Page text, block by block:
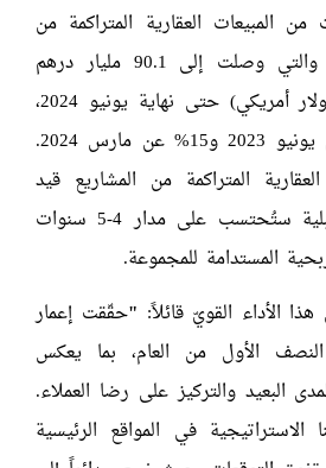
المبيعات العقارية المتراكمة من
المشاريع قيد الإنجاز، والتي وصلت إلى 90.1 مليار درهم
إماراتي (24.5 مليار دولار أمريكي) حتى نهاية يونيو 2024،
بزيادة قدرها 43% عن يونيو 2023 و15% عن مارس 2024.
المتراكمة من المشاريع قيد
الإنجاز إيرادات مستقبلية ستُحتسب على مدار 4-5 سنوات
المستدامة للمجموعة.
الأداء القويّ قائلاً: "حقّقت إعمار
الأول من العام، بما يعكس
البعيد والتركيز على رضا العملاء.
في المواقع الرئيسية